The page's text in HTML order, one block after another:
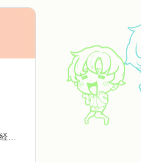
18歳～60歳までの清潔感ある方。 ・未経験者大歓迎 ・経験者大歓迎 ・既婚者歓迎 ・学生歓迎